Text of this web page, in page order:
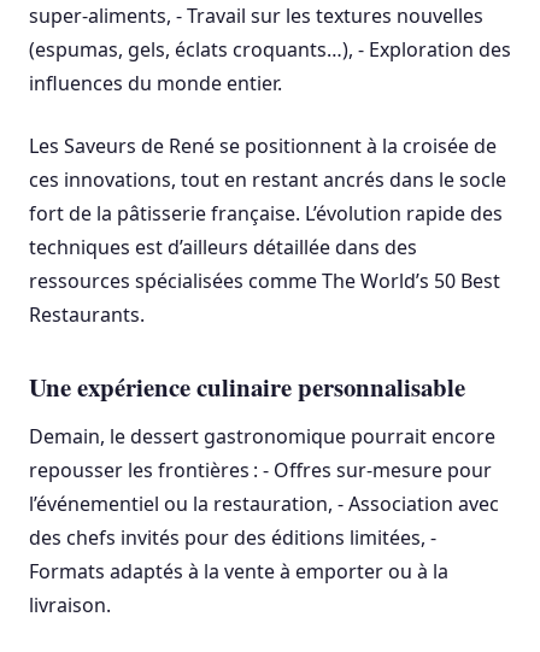
super-aliments, - Travail sur les textures nouvelles
(espumas, gels, éclats croquants…), - Exploration des
influences du monde entier.
Les Saveurs de René se positionnent à la croisée de
ces innovations, tout en restant ancrés dans le socle
fort de la pâtisserie française. L’évolution rapide des
techniques est d’ailleurs détaillée dans des
ressources spécialisées comme The World’s 50 Best
Restaurants.
Une expérience culinaire personnalisable
Demain, le dessert gastronomique pourrait encore
repousser les frontières : - Offres sur-mesure pour
l’événementiel ou la restauration, - Association avec
des chefs invités pour des éditions limitées, -
Formats adaptés à la vente à emporter ou à la
livraison.